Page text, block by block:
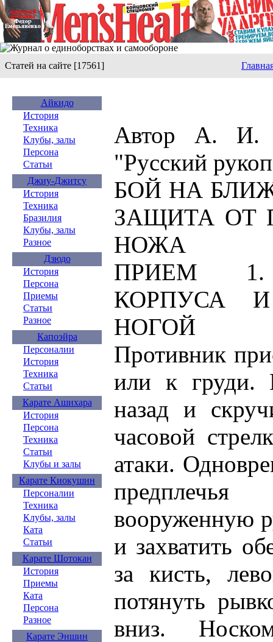
Статей на сайте [17561]
Айкидо
История
Техника
Клубы, залы
Персона
Статьи
Джиу-Джитсу
История
Техника
Бразилия
Клубы, залы
Разное
Дзюдо
История
Персона
Приемы
Статьи
Разное
Капоэйра
Персоналии
История
Техника
Статьи
Карате Ашихара
История
Персона
Техника
Статьи
Клубы и залы
Карате Киокушин
Персоналии
Техника
Клубы, залы
Ката
Статьи
Карате Шотокан
История
Приемы
Ката
Персона
Разное
Карате Эншин
Автор А. И.
"Русский
БОЙ НА
ЗАЩИТА ОТ
НОЖА
ПРИЕМ 1.
КОРПУСА
НОГОЙ
Противник
или к груди.
назад и
часовой
атаки.
вооруженную
и захватить
за кисть,
потянуть
вниз.